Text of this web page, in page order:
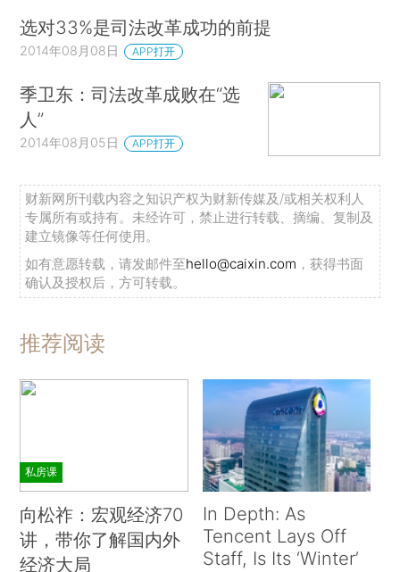
选对33%是司法改革成功的前提
2014年08月08日 APP打开
季卫东：司法改革成败在“选
人”
2014年08月05日 APP打开
财新网所刊载内容之知识产权为财新传媒及/或相关权利人
专属所有或持有。未经许可，禁止进行转载、摘编、复制及
建立镜像等任何使用。
如有意愿转载，请发邮件至hello@caixin.com ，获得书面
确认及授权后，方可转载。
推荐阅读
私房课
向松祚：宏观经济70
讲，带你了解国内外
经济大局
In Depth: As
Tencent Lays Off
Staff, Is Its ‘Winter’